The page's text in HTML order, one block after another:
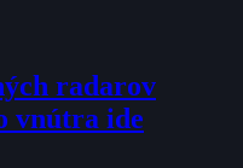
radarov
vnútra ide